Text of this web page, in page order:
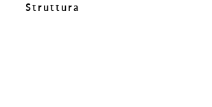
Struttura